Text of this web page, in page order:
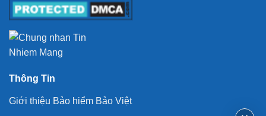
Thông Tin
Giới thiệu Bảo hiểm Bảo Việt